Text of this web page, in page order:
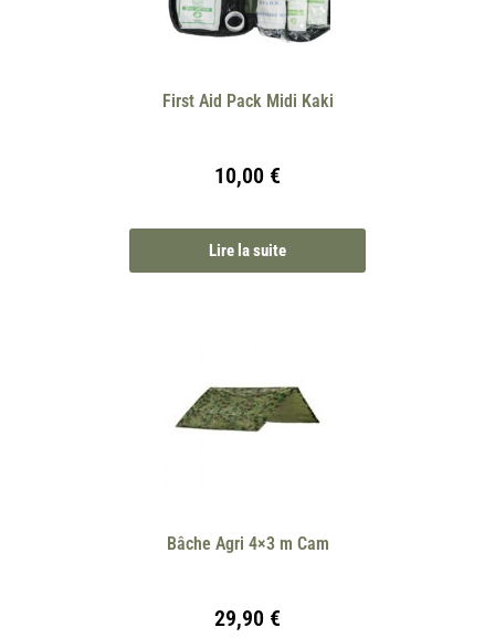
First Aid Pack Midi Kaki
10,00 €
Lire la suite
Bâche Agri 4×3 m Cam
29,90 €